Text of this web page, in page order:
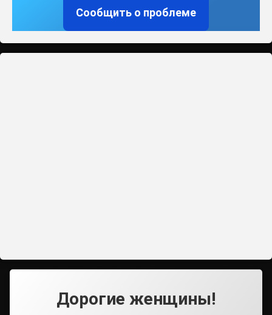
Сообщить о проблеме
Дорогие женщины!